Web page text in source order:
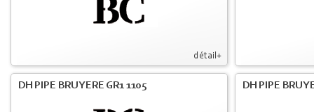
détail+
DH PIPE BRUYERE GR1 1105 DH PIPE